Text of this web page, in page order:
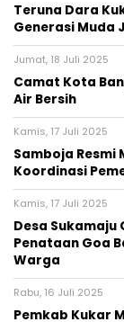
Teruna Dara
Generasi Muda
Jumat, 18 Juli 2025
Camat Kota
Air Bersih
Kamis, 17 Juli 2025
Samboja Resmi
Koordinasi
Kamis, 17 Juli 2025
Desa Sukamaju
Penataan Goa
Warga
Rabu, 16 Juli 2025
Pemkab Kukar